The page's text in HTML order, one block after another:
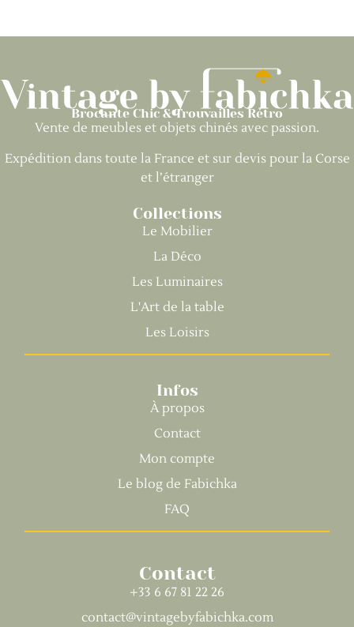
Brocante Chic & Trouvailles Rétro
Vente de meubles et objets chinés avec passion.
Expédition dans toute la France et sur devis pour la Corse
et l’étranger
Collections
Le Mobilier
La Déco
Les Luminaires
L'Art de la table
Les Loisirs
Infos
À propos
Contact
Mon compte
Le blog de Fabichka
FAQ
Contact
+33 6 67 81 22 26
contact@vintagebyfabichka.com